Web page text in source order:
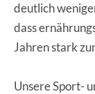
deutlich
dass
Jahren stark
Unsere Sport-